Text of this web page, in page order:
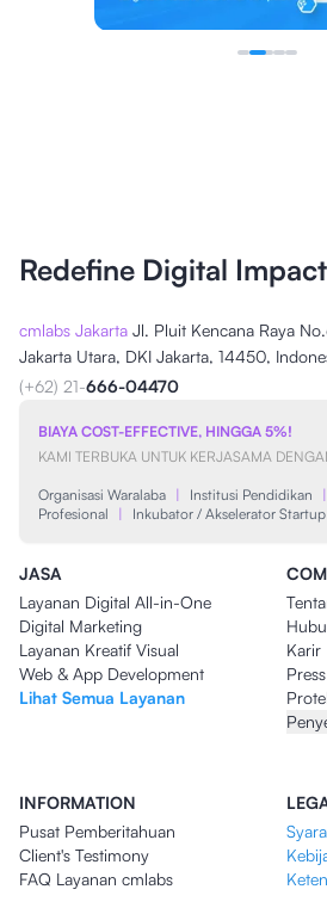
Redefine Digital Impact
cmlabs Jakarta Jl. Pluit Kencana Raya
Jakarta Utara, DKI Jakarta, 14450,
(+62) 21-666-04470
BIAYA COST-EFFECTIVE, HINGGA 5%!
KAMI TERBUKA UNTUK KERJASAMA
Organisasi Waralaba | Institusi Pendidikan |
Profesional
| Inkubator / Akselerator Startup
JASA
Layanan Digital All-in-One
Digital Marketing
Layanan Kreatif Visual
Web & App Development
Lihat Semua Layanan
Karir
INFORMATION
Pusat Pemberitahuan
Client's Testimony
FAQ Layanan cmlabs